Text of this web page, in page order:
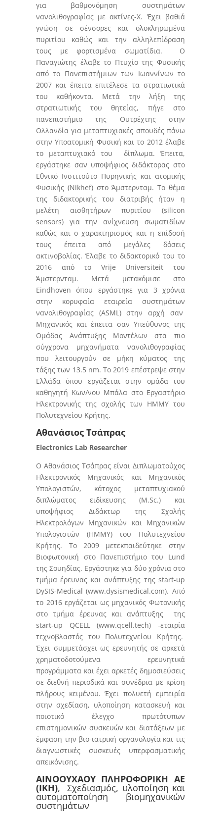
για βαθμονόμηση συστημάτων
νανολιθογραφίας με ακτίνες-Χ. Έχει βαθιά
γνώση σε σένσορες και ολοκληρωμένα
πυριτίου καθώς και την αλληλεπίδραση
τους με φορτισμένα σωματίδια. Ο
Παναγιώτης έλαβε το Πτυχίο της Φυσικής
από το Πανεπιστήμιων των Ιωαννίνων το
2007 και έπειτα επιτέλεσε τα στρατιωτικά
του καθήκοντα. Μετά την λήξη της
στρατιωτικής του θητείας, πήγε στο
πανεπιστήμιο της Ουτρέχτης στην
Ολλανδία για μεταπτυχιακές σπουδές πάνω
στην Υποατομική Φυσική και το 2012 έλαβε
το μεταπτυχιακό του δίπλωμα. Έπειτα,
εργάστηκε σαν υποψήφιος διδάκτορας στο
Εθνικό Ινστιτούτο Πυρηνικής και ατομικής
Φυσικής (Nikhef) στο Άμστερνταμ. Το θέμα
της διδακτορικής του διατριβής ήταν η
μελέτη αισθητήρων πυριτίου (silicon
sensors) για την ανίχνευση σωματιδίων
καθώς και ο χαρακτηρισμός και η επίδοσή
τους έπειτα από μεγάλες δόσεις
ακτινοβολίας. Έλαβε το διδακτορικό του το
2016 από το Vrije Universiteit του
Άμστερνταμ. Μετά μετακόμισε στο
Eindhoven όπου εργάστηκε για 3 χρόνια
στην κορυφαία εταιρεία συστημάτων
νανολιθογραφίας (ASML) στην αρχή σαν
Μηχανικός και έπειτα σαν Υπεύθυνος της
Ομάδας Ανάπτυξης Μοντέλων στα πιο
σύγχρονα μηχανήματα νανολιθογραφίας
που λειτουργούν σε μήκη κύματος της
τάξης των 13.5 nm. Το 2019 επέστρεψε στην
Ελλάδα όπου εργάζεται στην ομάδα του
καθηγητή Κων/νου Μπάλα στο Εργαστήριο
Ηλεκτρονικής της σχολής των HMMY του
Πολυτεχνείου Κρήτης.
Αθανάσιος Τσάπρας
Electronics Lab Researcher
Ο Αθανάσιος Τσάπρας είναι Διπλωματούχος
Ηλεκτρονικός Μηχανικός και Μηχανικός
Υπολογιστών, κάτοχος μεταπτυχιακού
διπλώματος ειδίκευσης (M.Sc.) και
υποψήφιος Διδάκτωρ της Σχολής
Ηλεκτρολόγων Μηχανικών και Μηχανικών
Υπολογιστών (ΗΜΜΥ) του Πολυτεχνείου
Κρήτης. Το 2009 μετεκπαιδεύτηκε στην
Βιοφωτονική στο Πανεπιστήμιο του Lund
της Σουηδίας. Εργάστηκε για δύο χρόνια στο
τμήμα έρευνας και ανάπτυξης της start-up
DySIS-Medical (www.dysismedical.com). Από
το 2016 εργάζεται ως μηχανικός Φωτονικής
στο τμήμα έρευνας και ανάπτυξης της
start-up QCELL (www.qcell.tech) -εταιρία
τεχνοβλαστός του Πολυτεχνείου Κρήτης.
Έχει συμμετάσχει ως ερευνητής σε αρκετά
χρηματοδοτούμενα ερευνητικά
προγράμματα και έχει αρκετές δημοσιεύσεις
σε διεθνή περιοδικά και συνέδρια με κρίση
πλήρους κειμένου. Έχει πολυετή εμπειρία
στην σχεδίαση, υλοποίηση κατασκευή και
ποιοτικό έλεγχο πρωτότυπων
επιστημονικών συσκευών και διατάξεων με
έμφαση την βιο-ιατρική οργανολογία και τις
διαγνωστικές συσκευές υπερφασματικής
απεικόνισης.
ΑΙΝΟΟΥΧΑΟΥ ΠΛΗΡΟΦΟΡΙΚΗ ΑΕ
(IKH), Σχεδιασμός, υλοποίηση και
αυτοματοποίηση βιομηχανικών
συστημάτων